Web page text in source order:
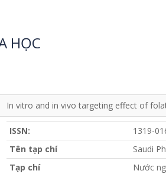
HỌC
In vitro and in vivo targeting effect of
ISSN:
1319-
Tên tạp chí
Saudi
Tạp chí
Nước